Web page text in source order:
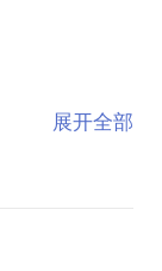
展开全部